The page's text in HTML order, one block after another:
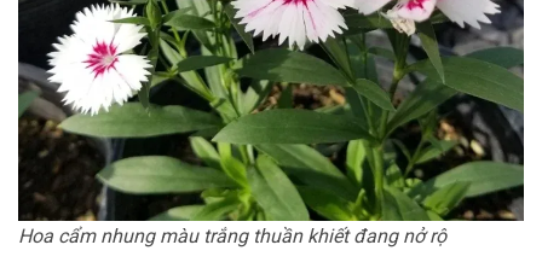
Hoa cẩm nhung màu trắng thuần khiết đang nở rộ